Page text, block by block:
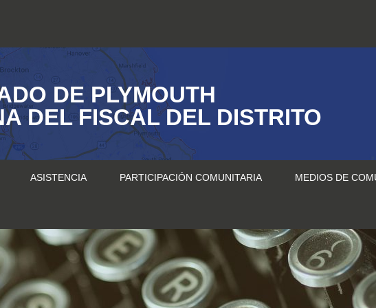
DE PLYMOUTH
DEL FISCAL DEL DISTRITO
ASISTENCIA PARTICIPACIÓN COMUNITARIA MEDIOS DE